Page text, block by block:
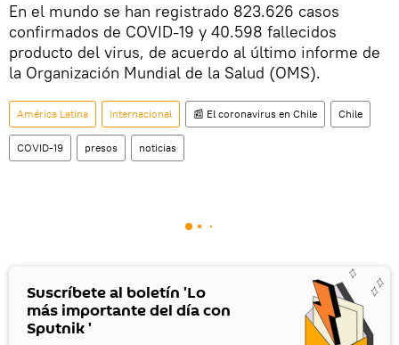
En el mundo se han registrado 823.626 casos
confirmados de COVID-19 y 40.598 fallecidos
producto del virus, de acuerdo al último informe de
la Organización Mundial de la Salud (OMS).
América Latina Internacional 📰 El coronavirus en Chile Chile
COVID-19 presos noticias
Suscríbete al boletín 'Lo
más importante del día con
Sputnik '